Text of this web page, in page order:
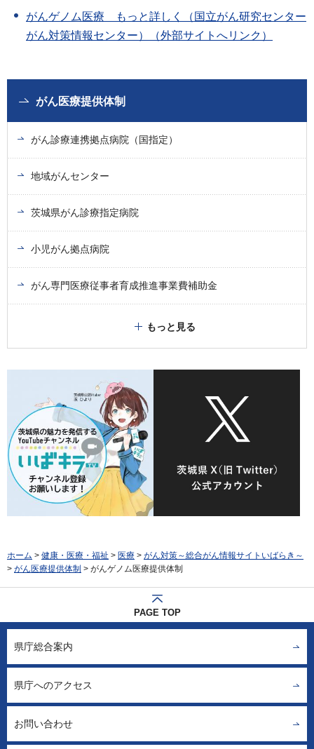
がんゲノム医療 もっと詳しく（国立がん研究センター
がん対策情報センター）（外部サイトへリンク）
がん医療提供体制
がん診療連携拠点病院（国指定）
地域がんセンター
茨城県がん診療指定病院
小児がん拠点病院
がん専門医療従事者育成推進事業費補助金
もっと見る
ホーム > 健康・医療・福祉 > 医療 > がん対策～総合がん情報サイトいばらき～
> がん医療提供体制 > がんゲノム医療提供体制
PAGE TOP
県庁総合案内
県庁へのアクセス
お問い合わせ